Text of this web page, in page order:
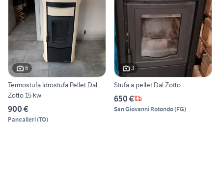
6
Termostufa Idrostufa Pellet Dal
Zotto 15 kw
900 €
Pancalieri(TO)
3
Stufa a pellet Dal Zotto
650 €
San Giovanni Rotondo(FG)